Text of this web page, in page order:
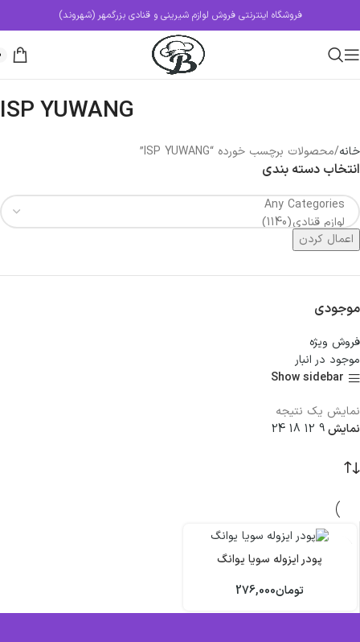
فروشگاه اینترنتی فروش لوازم شیرینی و قنادی بزرگمهر (شهروند)
ISP YUWANG
خانه محصولات برچسب خورده “ISP YUWANG”
انتخاب دسته بندی
اعمال کردن
موجودی
فروش ویژه
موجود در انبار
Show sidebar
نمایش یک نتیجه
نمایش9
12
18
24
پودر ایزوله سویا یوانگ
تومان276,000